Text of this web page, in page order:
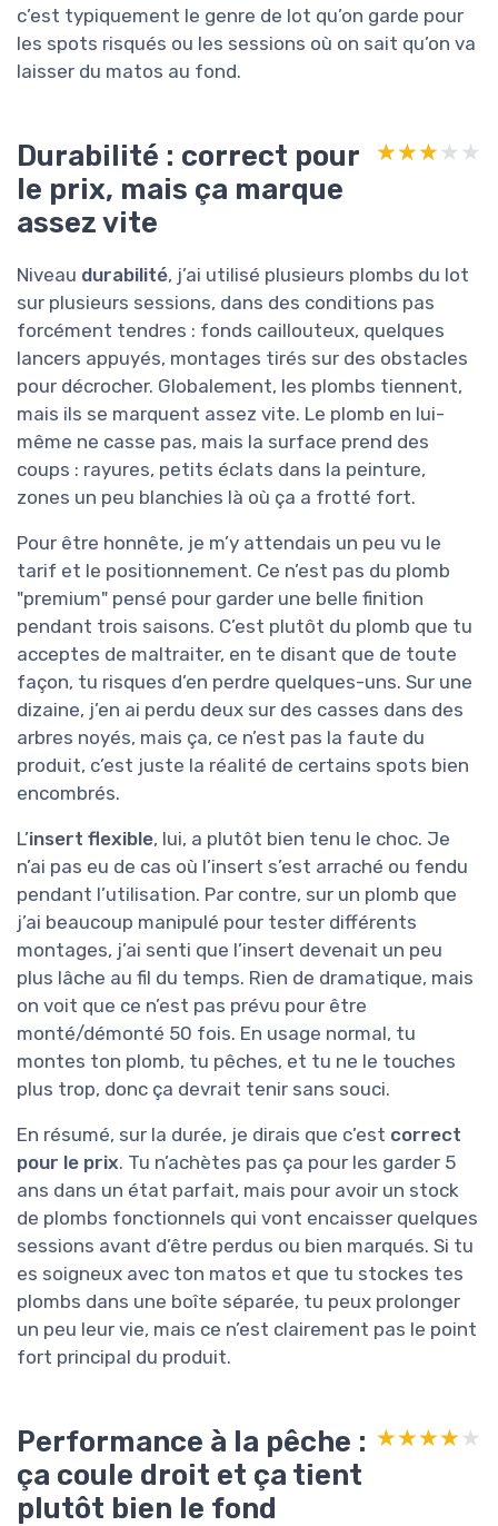
c’est typiquement le genre de lot qu’on garde pour
les spots risqués ou les sessions où on sait qu’on va
laisser du matos au fond.
Durabilité : correct pour
le prix, mais ça marque
assez vite
★★★★★
★★★★★
Niveau durabilité, j’ai utilisé plusieurs plombs du lot
sur plusieurs sessions, dans des conditions pas
forcément tendres : fonds caillouteux, quelques
lancers appuyés, montages tirés sur des obstacles
pour décrocher. Globalement, les plombs tiennent,
mais ils se marquent assez vite. Le plomb en lui-
même ne casse pas, mais la surface prend des
coups : rayures, petits éclats dans la peinture,
zones un peu blanchies là où ça a frotté fort.
Pour être honnête, je m’y attendais un peu vu le
tarif et le positionnement. Ce n’est pas du plomb
"premium" pensé pour garder une belle finition
pendant trois saisons. C’est plutôt du plomb que tu
acceptes de maltraiter, en te disant que de toute
façon, tu risques d’en perdre quelques-uns. Sur une
dizaine, j’en ai perdu deux sur des casses dans des
arbres noyés, mais ça, ce n’est pas la faute du
produit, c’est juste la réalité de certains spots bien
encombrés.
L’insert flexible, lui, a plutôt bien tenu le choc. Je
n’ai pas eu de cas où l’insert s’est arraché ou fendu
pendant l’utilisation. Par contre, sur un plomb que
j’ai beaucoup manipulé pour tester différents
montages, j’ai senti que l’insert devenait un peu
plus lâche au fil du temps. Rien de dramatique, mais
on voit que ce n’est pas prévu pour être
monté/démonté 50 fois. En usage normal, tu
montes ton plomb, tu pêches, et tu ne le touches
plus trop, donc ça devrait tenir sans souci.
En résumé, sur la durée, je dirais que c’est correct
pour le prix. Tu n’achètes pas ça pour les garder 5
ans dans un état parfait, mais pour avoir un stock
de plombs fonctionnels qui vont encaisser quelques
sessions avant d’être perdus ou bien marqués. Si tu
es soigneux avec ton matos et que tu stockes tes
plombs dans une boîte séparée, tu peux prolonger
un peu leur vie, mais ce n’est clairement pas le point
fort principal du produit.
Performance à la pêche :
ça coule droit et ça tient
plutôt bien le fond
★★★★★
★★★★★